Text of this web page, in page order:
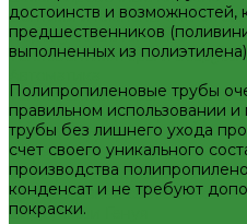
Вентили и клапаны
Перепускные клапана
Тепловентиляторы и
Тепловентиляторы спец
Трубопроводная арматура
Гибкая подводка
Обратные клапана
Фильтра магистральные
Декоративная сантехника
Биде, чаши Генуя
достоинств и возможностей,
предшественников
выполненных из
Полипропиленовые трубы
правильном использовании
трубы без лишнего ухода
счет своего уникального
производства
конденсат и не требуют
покраски.